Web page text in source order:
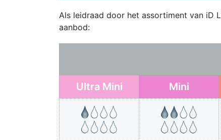
Als leidraad door het assortiment van iD
aanbod:
Ultra Mini Mini